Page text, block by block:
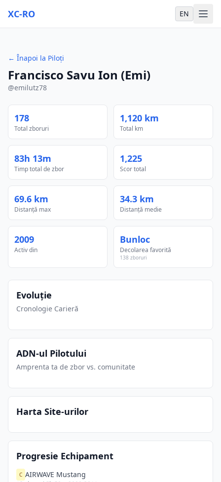
XC-RO EN
← Înapoi la Piloți
Francisco Savu Ion (Emi)
@emilutz78
178
Total zboruri
1,120 km
Total km
83h 13m
Timp total de zbor
1,225
Scor total
69.6 km
Distanță max
34.3 km
Distanță medie
2009
Activ din
Bunloc
Decolarea favorită
138 zboruri
Evoluție
Cronologie Carieră
ADN-ul Pilotului
Amprenta ta de zbor vs. comunitate
Harta Site-urilor
Progresie Echipament
C AIRWAVE Mustang